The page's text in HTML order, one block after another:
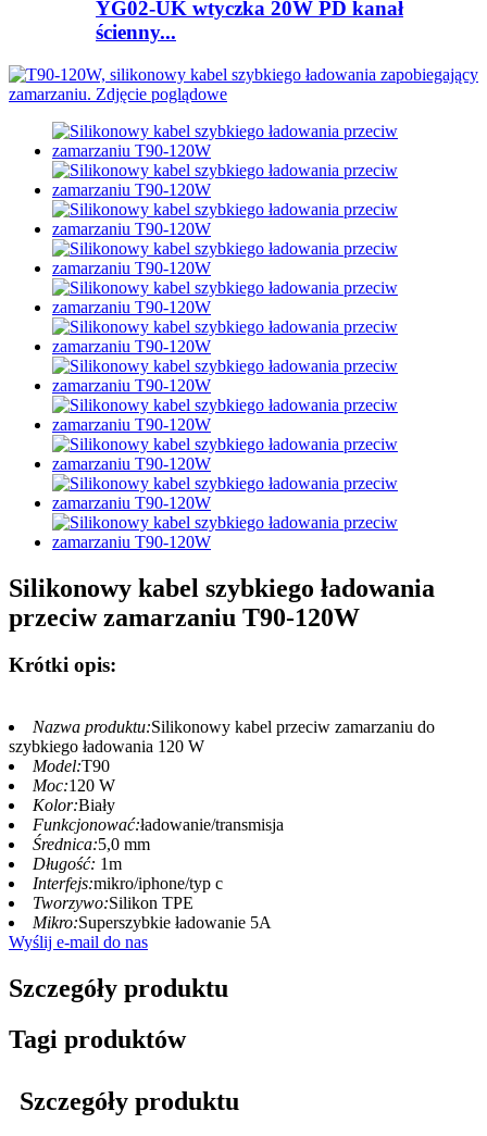
YG02-UK wtyczka 20W PD kanał
ścienny...
Silikonowy kabel szybkiego ładowania
przeciw zamarzaniu T90-120W
Krótki opis:
Nazwa produktu:Silikonowy kabel przeciw zamarzaniu do
szybkiego ładowania 120 W
Model:T90
Moc:120 W
Kolor:Biały
Funkcjonować:ładowanie/transmisja
Średnica:5,0 mm
Długość: 1m
Interfejs:mikro/iphone/typ c
Tworzywo:Silikon TPE
Mikro:Superszybkie ładowanie 5A
Wyślij e-mail do nas
Szczegóły produktu
Tagi produktów
Szczegóły produktu